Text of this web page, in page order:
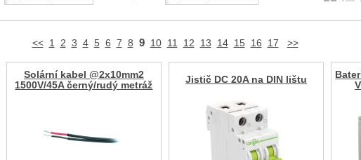
<< 1 2 3 4 5 6 7 8 9 10 11 12 13 14 15 16 17 >>
Solární kabel @2x10mm2
1500V/45A černý/rudý metráž
Jistič DC 20A na DIN lištu